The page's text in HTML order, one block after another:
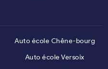
Auto école Chêne-bourg
Auto école Versoix